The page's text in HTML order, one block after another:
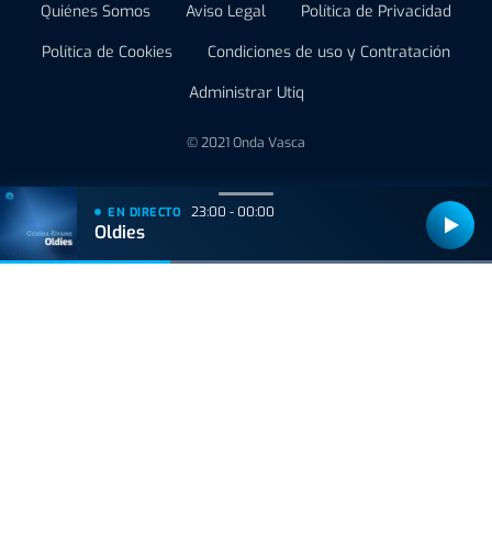
Quiénes Somos Aviso Legal
Política de Privacidad
Política de Cookies
Condiciones de uso y Contratación
Administrar Utiq
© 2021 Onda Vasca
EN DIRECTO 23:00 - 00:00
Oldies